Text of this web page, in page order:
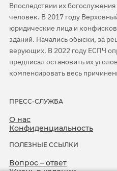
Впоследствии их
человек. В 2017 году
юридические лица и
зданий. Начались обыски, за
верующих. В 2022 году ЕСПЧ
предписал остановить их
компенсировать весь
ПРЕСС-СЛУЖБА
О нас
Конфиденциальность
ПОЛЕЗНЫЕ ССЫЛКИ
Вопрос – ответ